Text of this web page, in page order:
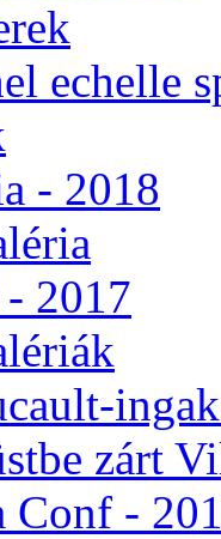
echel­le
- 2018
2017
zárt
Conf -